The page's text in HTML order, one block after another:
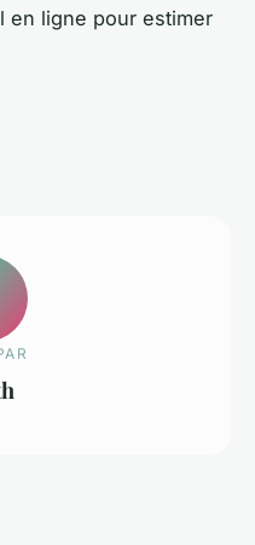
en ligne pour estimer